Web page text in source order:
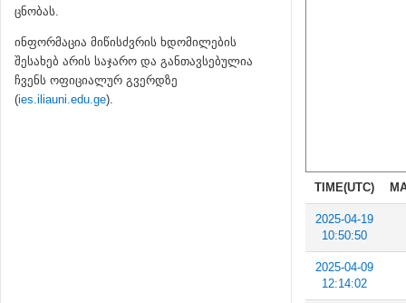
ცნობას.
ინფორმაცია მიწისძვრის ხდომილების
შესახებ არის საჯარო და განთავსებულია
ჩვენს ოფიციალურ გვერდზე
(ies.iliauni.edu.ge).
TIME(UTC)
2025-04-19
10:50:50
2025-04-09
12:14:02